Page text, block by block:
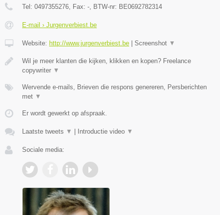
Tel: 0497355276 , Fax: - , BTW-nr: BE0692782314
E-mail › Jurgenverbiest.be
Website: http://www.jurgenverbiest.be Screenshot ▼
Wil je meer klanten die kijken, klikken en kopen? Freelance
copywriter ▼
Wervende e-mails, Brieven die respons genereren, Persberichten
met ▼
Er wordt gewerkt op afspraak.
Laatste tweets ▼ Introductie video ▼
Sociale media: